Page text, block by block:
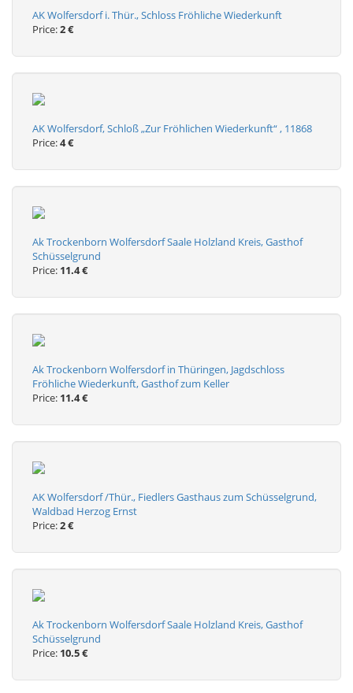
AK Wolfersdorf i. Thür., Schloss Fröhliche Wiederkunft
Price:2 €
AK Wolfersdorf, Schloß „Zur Fröhlichen Wiederkunft“ , 11868
Price:4 €
Ak Trockenborn Wolfersdorf Saale Holzland Kreis, Gasthof
Schüsselgrund
Price: 11.4 €
Ak Trockenborn Wolfersdorf in Thüringen, Jagdschloss
Fröhliche Wiederkunft, Gasthof zum Keller
Price: 11.4 €
AK Wolfersdorf /Thür., Fiedlers Gasthaus zum Schüsselgrund,
Waldbad Herzog Ernst
Price:2 €
Ak Trockenborn Wolfersdorf Saale Holzland Kreis, Gasthof
Schüsselgrund
Price: 10.5 €